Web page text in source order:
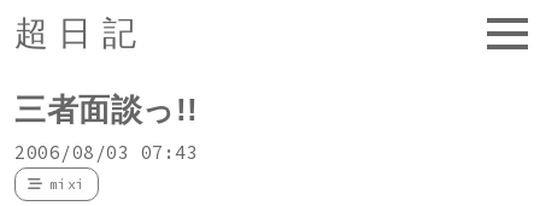
超日記
三者面談っ!!
2006/08/03 07:43
mixi